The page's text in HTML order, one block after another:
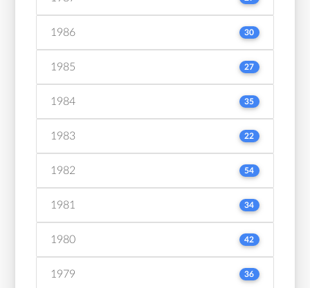
1986 30
1985 27
1984 35
1983 22
1982 54
1981 34
1980 42
1979 36